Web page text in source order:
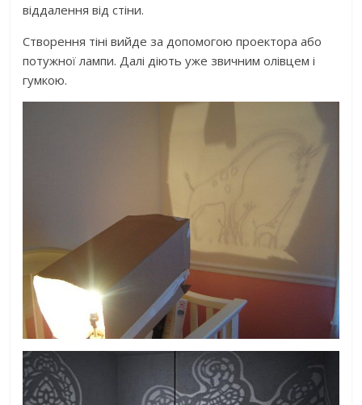
віддалення від стіни.
Створення тіні вийде за допомогою проектора або
потужної лампи. Далі діють уже звичним олівцем і
гумкою.